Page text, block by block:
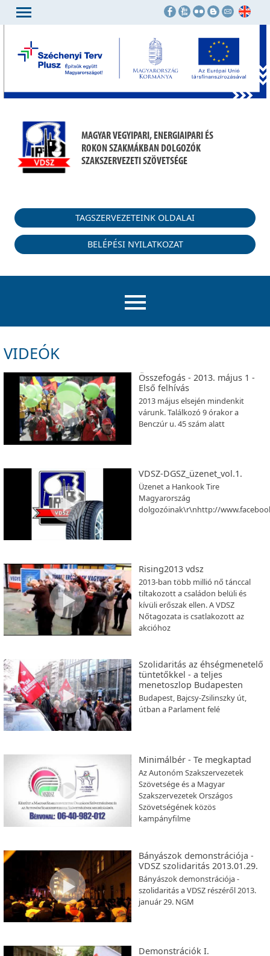
MAGYAR VEGYIPARI, ENERGIAIPARI ÉS
ROKON SZAKMÁKBAN DOLGOZÓK
SZAKSZERVEZETI SZÖVETSÉGE
TAGSZERVEZETEINK OLDALAI
BELÉPÉSI NYILATKOZAT
VIDEÓK
Összefogás - 2013. május 1 -
Első felhívás
2013 május elsején mindenkit
várunk. Találkozó 9 órakor a
Benczúr u. 45 szám alatt
VDSZ-DGSZ_üzenet_vol.1.
Üzenet a Hankook Tire
Magyarország
dolgozóinak\r\nhttp://
Rising2013 vdsz
2013-ban több millió nő tánccal
tiltakozott a családon belüli és
kívüli erőszak ellen. A VDSZ
Nőtagozata is csatlakozott az
akcióhoz
Szolidaritás az éhségmenetelő
tüntetőkkel - a teljes
menetoszlop Budapesten
Budapest, Bajcsy-Zsilinszky út,
útban a Parlament felé
Minimálbér - Te megkaptad
Az Autonóm Szakszervezetek
Szövetsége és a Magyar
Szakszervezetek Országos
Szövetségének közös
kampányfilme
Bányászok demonstrációja -
VDSZ szolidaritás 2013.01.29.
Bányászok demonstrációja -
szolidaritás a VDSZ részéről 2013.
január 29. NGM
Demonstrációk I.